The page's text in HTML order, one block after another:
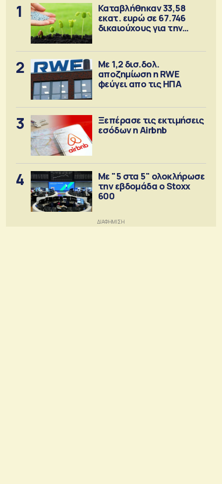
1
Καταβλήθηκαν 33,58
εκατ. ευρώ σε 67.746
δικαιούχους για την
2
Με 1,2 δισ.δολ.
αποζημίωση η RWE
φεύγει απο τις ΗΠΑ
3
Ξεπέρασε τις εκτιμήσεις
εσόδων η Airbnb
4
Με "5 στα 5" ολοκλήρωσε
την εβδομάδα ο Stoxx
600